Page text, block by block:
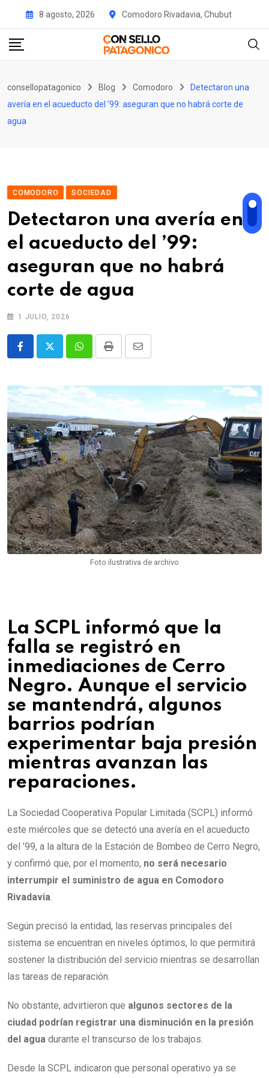
content
8 agosto, 2026 Comodoro Rivadavia, Chubut
consellopatagonico Blog Comodoro
Detectaron una
avería en el acueducto del ’99: aseguran que no habrá corte de
agua
COMODORO SOCIEDAD
Detectaron una avería en
el acueducto del ’99:
aseguran que no habrá
corte de agua
1 JULIO, 2026
WhatsappPrint
Share
Email
Foto ilustrativa de archivo
La SCPL informó que la
falla se registró en
inmediaciones de Cerro
Negro. Aunque el servicio
se mantendrá, algunos
barrios podrían
experimentar baja presión
mientras avanzan las
reparaciones.
La Sociedad Cooperativa Popular Limitada (SCPL) informó
este miércoles que se detectó una avería en el acueducto
del ’99, a la altura de la Estación de Bombeo de Cerro Negro,
y confirmó que, por el momento, no será necesario
interrumpir el suministro de agua en Comodoro
Rivadavia.
Según precisó la entidad, las reservas principales del
sistema se encuentran en niveles óptimos, lo que permitirá
sostener la distribución del servicio mientras se desarrollan
las tareas de reparación.
No obstante, advirtieron que algunos sectores de la
ciudad podrían registrar una disminución en la presión
del agua durante el transcurso de los trabajos.
Desde la SCPL indicaron que personal operativo ya se